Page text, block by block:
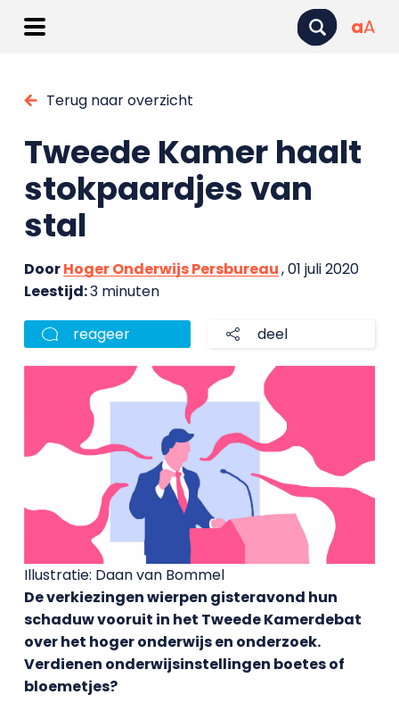
aA
Terug naar overzicht
Tweede Kamer haalt
stokpaardjes van
stal
DoorHoger Onderwijs Persbureau, 01 juli 2020
Leestijd:3 minuten
reageer deel
Illustratie: Daan van Bommel
De verkiezingen wierpen gisteravond hun
schaduw vooruit in het Tweede Kamerdebat
over het hoger onderwijs en onderzoek.
Verdienen onderwijsinstellingen boetes of
bloemetjes?